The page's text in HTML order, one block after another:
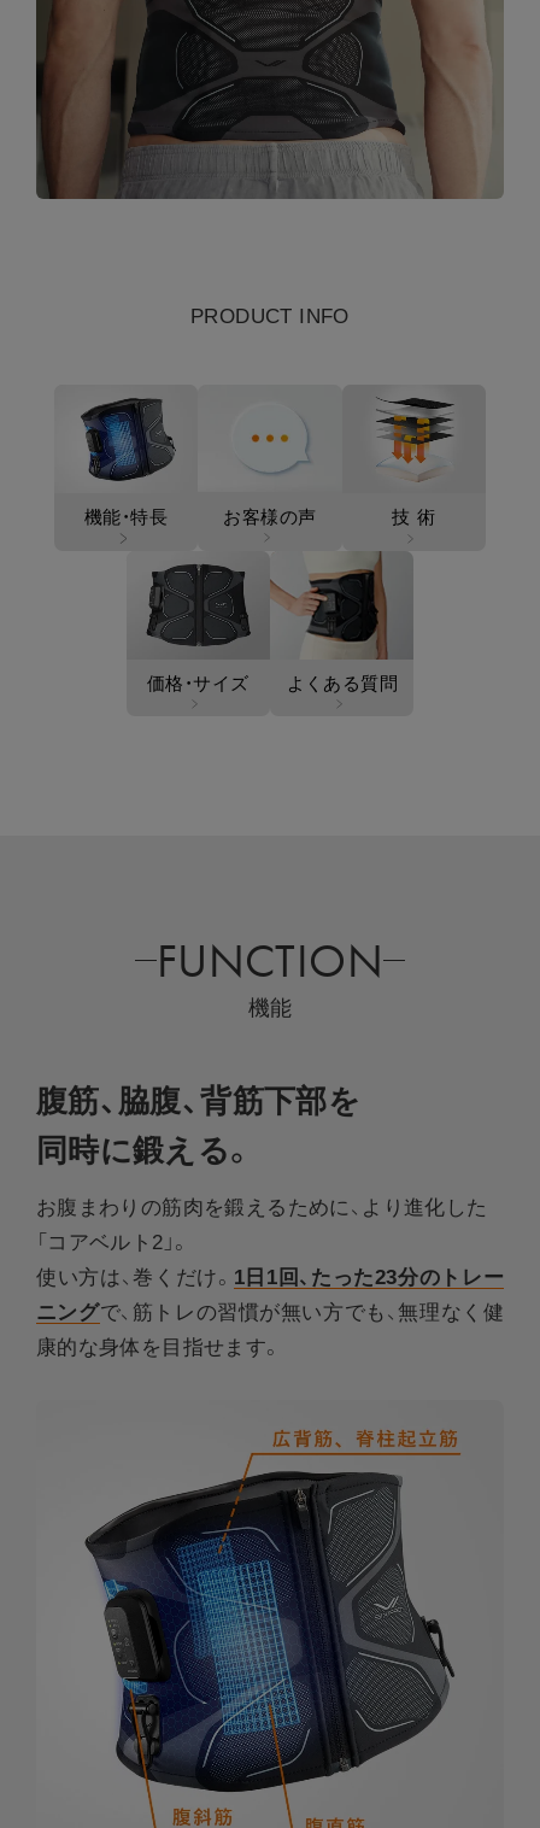
PRODUCT INFO
機能・特長 お客様の声 技 術
価格・サイズ よくある質問
FUNCTION
機能
腹筋、脇腹、背筋下部を​
同時に鍛える。
お腹まわりの筋肉を鍛えるために、より進化した
「コアベルト2」。
使い方は、巻くだけ。 1日1回、たった23分のトレー
ニングで、筋トレの習慣が無い方でも、無理なく健
康的な身体を目指せます。